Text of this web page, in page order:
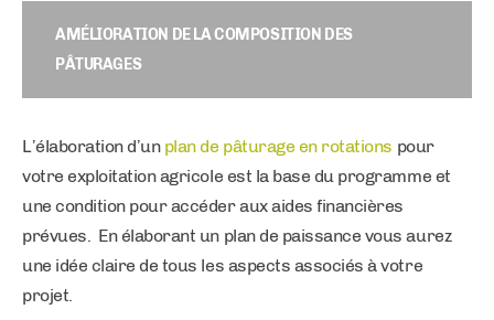
AMÉLIORATION DE LA COMPOSITION DES
PÂTURAGES
L’élaboration d’un plan de pâturage en rotations pour
votre exploitation agricole est la base du programme et
une condition pour accéder aux aides financières
prévues. En élaborant un plan de paissance vous aurez
une idée claire de tous les aspects associés à votre
projet.